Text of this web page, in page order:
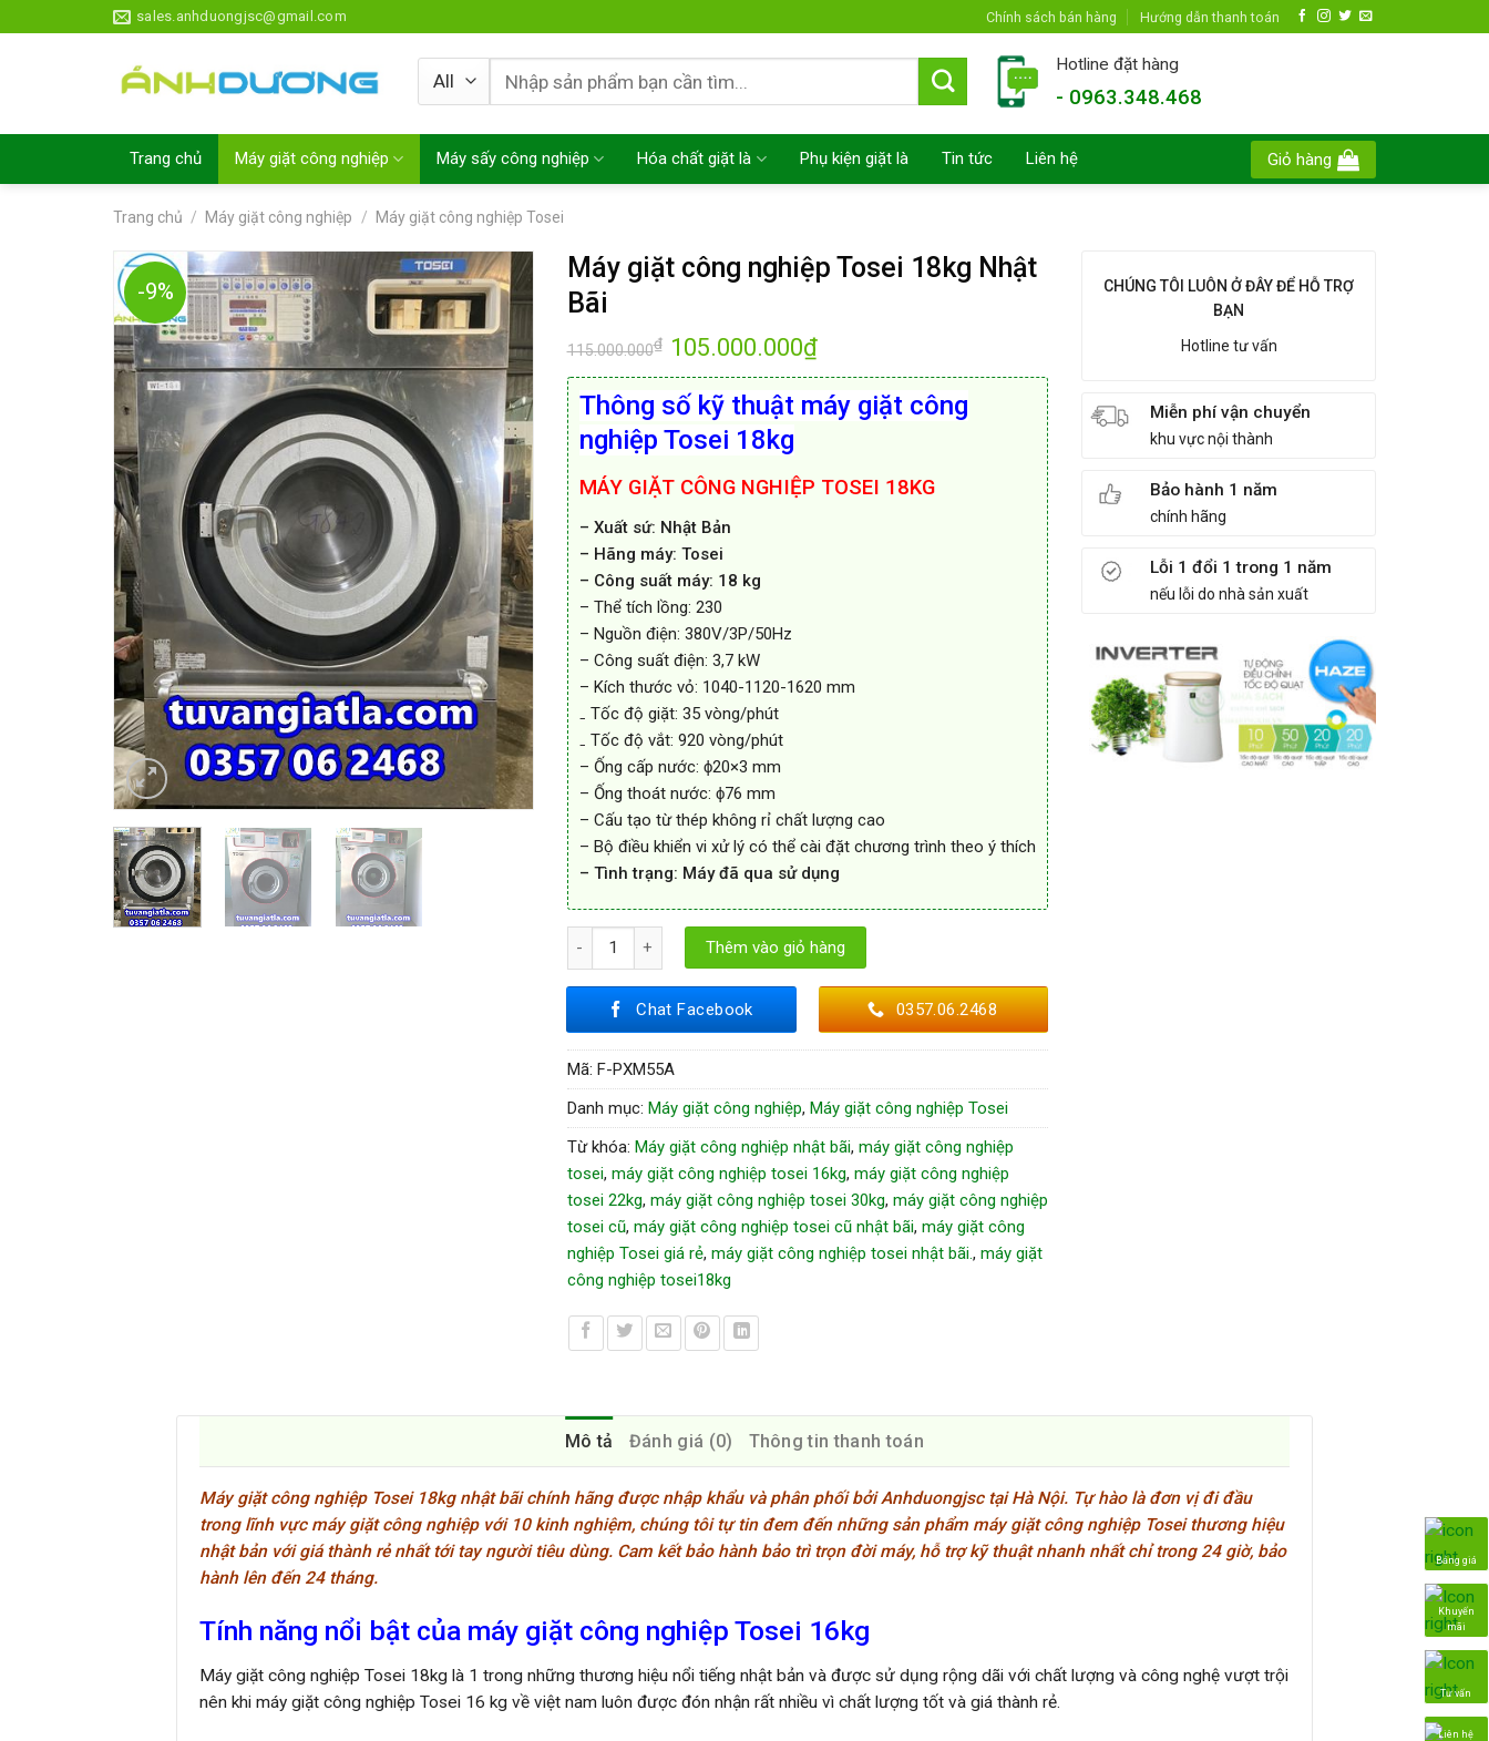
to
sales.anhduongjsc@gmail.com Chính sách bán hàng Hướng dẫn thanh toán
Tìm
kiếm:
Hotline đặt hàng
- 0963.348.468
Trang chủ Máy giặt công nghiệp Máy sấy công nghiệp Hóa chất giặt là Phụ kiện giặt là Tin tức Liên hệ Giỏ hàng
Trang chủ / Máy giặt công nghiệp / Máy giặt công nghiệp Tosei
-9%
Máy giặt công nghiệp Tosei 18kg Nhật
Bãi
115.000.000₫ 105.000.000₫
Thông số kỹ thuật máy giặt công
nghiệp Tosei 18kg
MÁY GIẶT CÔNG NGHIỆP TOSEI 18KG
– Xuất sứ: Nhật Bản
– Hãng máy: Tosei
– Công suất máy: 18 kg
– Thể tích lồng: 230
– Nguồn điện: 380V/3P/50Hz
– Công suất điện: 3,7 kW
– Kích thước vỏ: 1040-1120-1620 mm
₋ Tốc độ giặt: 35 vòng/phút
₋ Tốc độ vắt: 920 vòng/phút
– Ống cấp nước: ϕ20×3 mm
– Ống thoát nước: ϕ76 mm
– Cấu tạo từ thép không rỉ chất lượng cao
– Bộ điều khiển vi xử lý có thể cài đặt chương trình theo ý thích
– Tình trạng: Máy đã qua sử dụng
Máy giặt công nghiệp Tosei 18kg Nhật Bãi số lượng
Thêm vào giỏ hàng
Chat Facebook 0357.06.2468
Mã: F-PXM55A
Danh mục: Máy giặt công nghiệp, Máy giặt công nghiệp Tosei
Từ khóa: Máy giặt công nghiệp nhật bãi, máy giặt công nghiệp
tosei, máy giặt công nghiệp tosei 16kg, máy giặt công nghiệp
tosei 22kg, máy giặt công nghiệp tosei 30kg, máy giặt công nghiệp
tosei cũ, máy giặt công nghiệp tosei cũ nhật bãi, máy giặt công
nghiệp Tosei giá rẻ, máy giặt công nghiệp tosei nhật bãi., máy giặt
công nghiệp tosei18kg
CHÚNG TÔI LUÔN Ở ĐÂY ĐỂ HỖ TRỢ
BẠN
Hotline tư vấn
Miễn phí vận chuyển
khu vực nội thành
Bảo hành 1 năm
chính hãng
Lỗi 1 đổi 1 trong 1 năm
nếu lỗi do nhà sản xuất
Mô tả Đánh giá (0) Thông tin thanh toán
Máy giặt công nghiệp Tosei 18kg nhật bãi chính hãng được nhập khẩu và phân phối bởi Anhduongjsc tại Hà Nội. Tự hào là đơn vị đi đầu
trong lĩnh vực máy giặt công nghiệp với 10 kinh nghiệm, chúng tôi tự tin đem đến những sản phẩm máy giặt công nghiệp Tosei thương hiệu
nhật bản với giá thành rẻ nhất tới tay người tiêu dùng. Cam kết bảo hành bảo trì trọn đời máy, hỗ trợ kỹ thuật nhanh nhất chỉ trong 24 giờ, bảo
hành lên đến 24 tháng.
Tính năng nổi bật của máy giặt công nghiệp Tosei 16kg
Máy giặt công nghiệp Tosei 18kg là 1 trong những thương hiệu nổi tiếng nhật bản và được sử dụng rộng dãi với chất lượng và công nghệ vượt trội
nên khi máy giặt công nghiệp Tosei 16 kg về việt nam luôn được đón nhận rất nhiều vì chất lượng tốt và giá thành rẻ.
Bảng giá
Khuyến
mãi
Tư vấn
Liên hệ